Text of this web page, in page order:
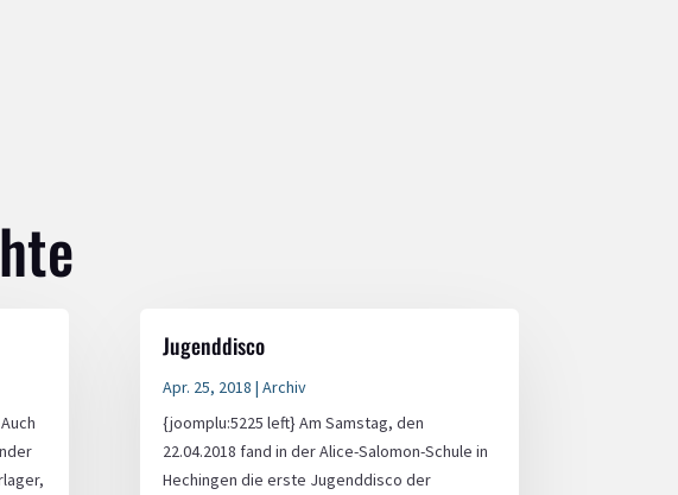
Jugenddisco
Apr. 25, 2018 | Archiv
{joomplu:5225 left} Am Samstag, den
22.04.2018 fand in der Alice-Salomon-Schule in
Hechingen die erste Jugenddisco der